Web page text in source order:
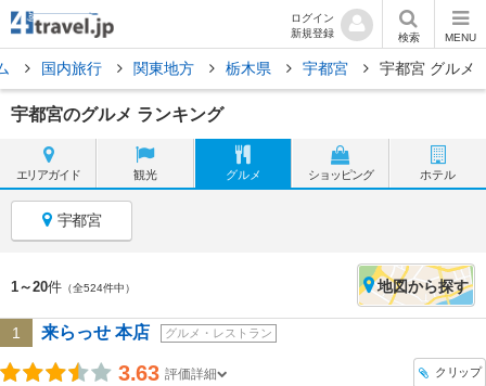
ログイン
新規登録
検索 MENU
国内旅行 関東地方 栃木県 宇都宮 宇都宮 グルメ
宇都宮のグルメ ランキング
エリアガイド 観光 グルメ ショッピング ホテル
宇都宮
1～20件 （全524件中） 地図から探す
1 来らっせ 本店 グルメ・レストラン
3.63 評価詳細 クリップ